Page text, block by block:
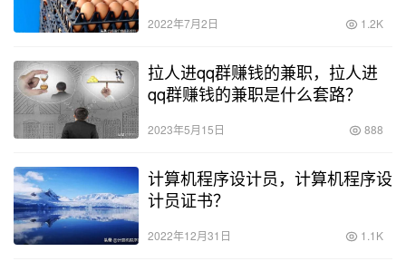
2022年7月2日 1.2K
拉人进qq群赚钱的兼职，拉人进
qq群赚钱的兼职是什么套路？
2023年5月15日 888
计算机程序设计员，计算机程序设
计员证书？
2022年12月31日 1.1K